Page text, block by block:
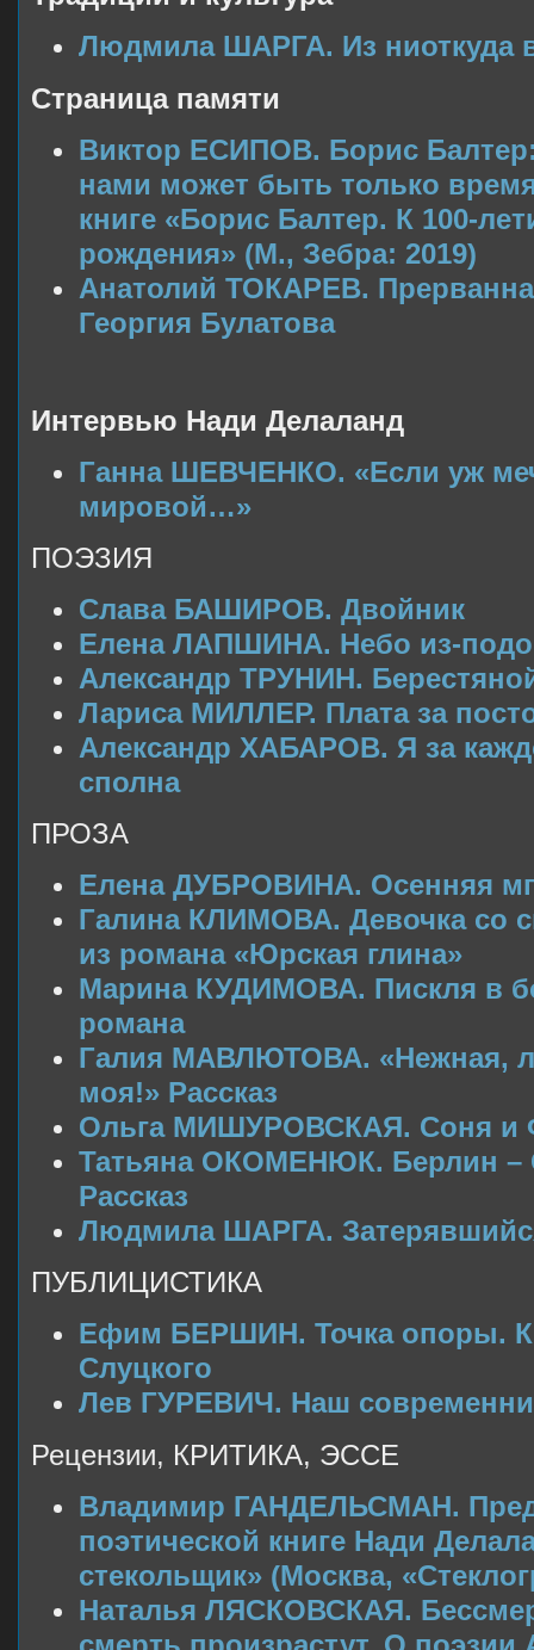
Людмила ШАРГА. Из ниоткуда
Страница памяти
Виктор ЕСИПОВ. Борис
нами может быть только
книге «Борис Балтер. К 100-
рождения» (М., Зебра: 2019)
Анатолий ТОКАРЕВ.
Георгия Булатова
Интервью Нади Делаланд
Ганна ШЕВЧЕНКО. «Если уж
мировой…»
ПОЭЗИЯ
Слава БАШИРОВ. Двойник
Елена ЛАПШИНА. Небо из-
Александр ТРУНИН.
Лариса МИЛЛЕР. Плата за
Александр ХАБАРОВ. Я за
сполна
ПРОЗА
Елена ДУБРОВИНА. Осенняя
Галина КЛИМОВА. Девочка со
из романа «Юрская глина»
Марина КУДИМОВА. Пискля в
романа
Галия МАВЛЮТОВА. «Нежная,
моя!» Рассказ
Ольга МИШУРОВСКАЯ. Соня и
Татьяна ОКОМЕНЮК. Берлин –
Рассказ
Людмила ШАРГА.
ПУБЛИЦИСТИКА
Ефим БЕРШИН. Точка опоры. К
Слуцкого
Лев ГУРЕВИЧ. Наш
Рецензии, КРИТИКА, ЭССЕ
Владимир ГАНДЕЛЬСМАН.
поэтической книге Нади
стекольщик» (Москва,
Наталья ЛЯСКОВСКАЯ.